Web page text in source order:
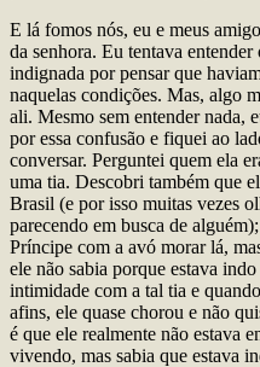
E lá fomos nós, eu e meus
da senhora. Eu tentava entender
indignada por pensar que
naquelas condições. Mas, algo
ali. Mesmo sem entender nada,
por essa confusão e fiquei ao
conversar. Perguntei quem ela
uma tia. Descobri também que
Brasil (e por isso muitas vezes
parecendo em busca de
Príncipe com a avó morar lá,
ele não sabia porque estava
intimidade com a tal tia e
afins, ele quase chorou e não
é que ele realmente não estava
vivendo, mas sabia que estava